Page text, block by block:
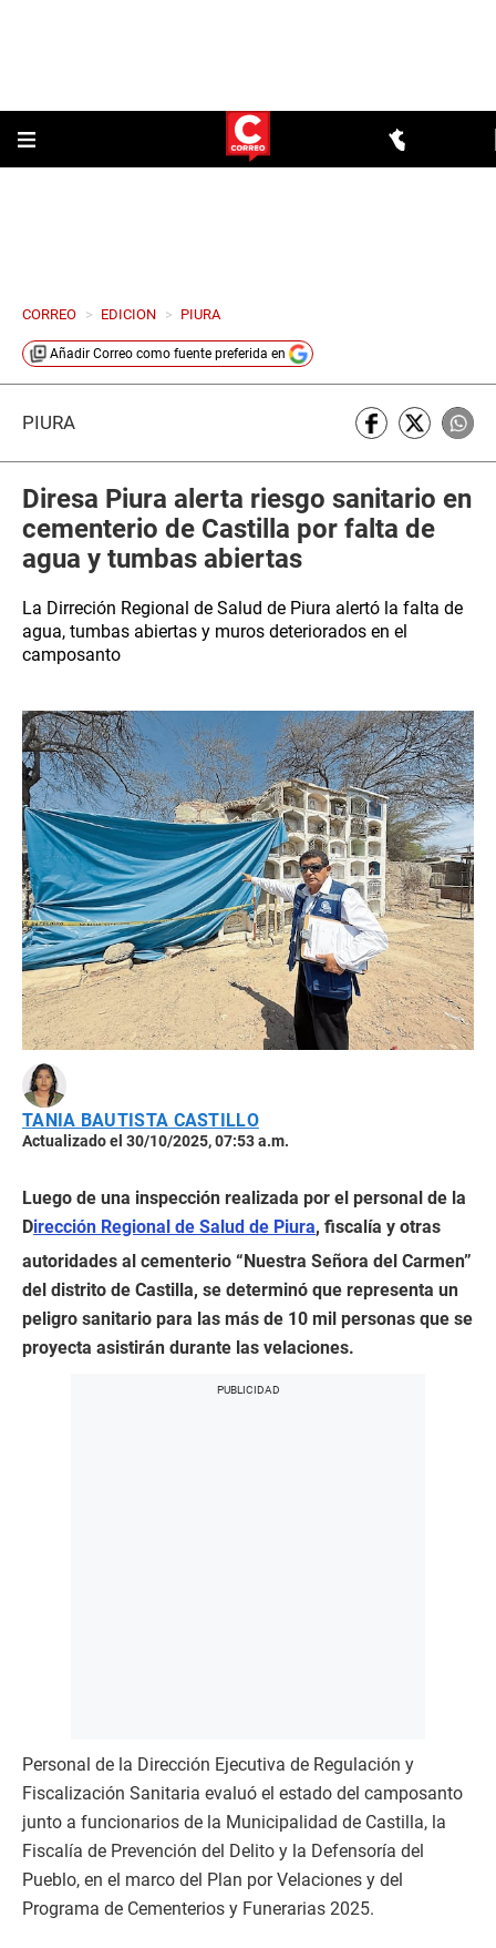
CORREO > EDICION > PIURA
Añadir Correo como fuente preferida en
PIURA
Diresa Piura alerta riesgo sanitario en
cementerio de Castilla por falta de
agua y tumbas abiertas
La Dirreción Regional de Salud de Piura alertó la falta de
agua, tumbas abiertas y muros deteriorados en el
camposanto
TANIA BAUTISTA CASTILLO
Actualizado el 30/10/2025, 07:53 a.m.
Luego de una inspección realizada por el personal de la
Dirección Regional de Salud de Piura, fiscalía y otras
autoridades al cementerio “Nuestra Señora del Carmen”
del distrito de Castilla, se determinó que representa un
peligro sanitario para las más de 10 mil personas que se
proyecta asistirán durante las velaciones.
Personal de la Dirección Ejecutiva de Regulación y
Fiscalización Sanitaria evaluó el estado del camposanto
junto a funcionarios de la Municipalidad de Castilla, la
Fiscalía de Prevención del Delito y la Defensoría del
Pueblo, en el marco del Plan por Velaciones y del
Programa de Cementerios y Funerarias 2025.